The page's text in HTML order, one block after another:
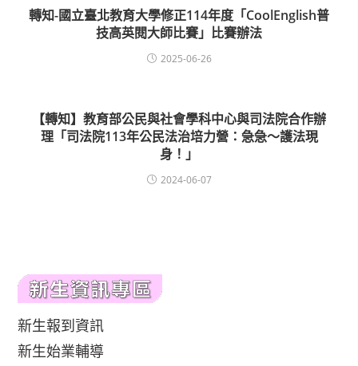
轉知-國立臺北教育大學修正114年度「CoolEnglish普
技高英閱大師比賽」比賽辦法
2025-06-26
【轉知】教育部公民與社會學科中心與司法院合作辦
理「司法院113年公民法治培力營：急急～護法現
身！」
2024-06-07
新生報到資訊
新生始業輔導